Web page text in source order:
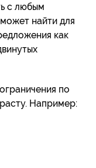
с любым
найти для
как
по
Например: